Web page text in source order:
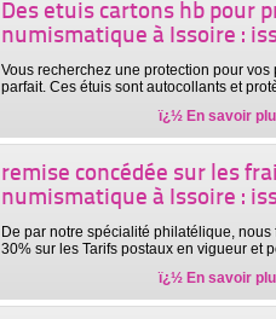
Des etuis cartons hb pour
numismatique à Issoire :
Vous recherchez une protection pour
parfait. Ces étuis sont autocollants et
ï¿½ En savoir
remise concédée sur les
numismatique à Issoire :
De par notre spécialité philatélique,
30% sur les Tarifs postaux en vigueur et
ï¿½ En savoir